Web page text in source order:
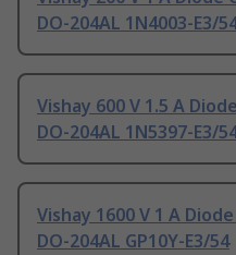
DO-204AL 1N4003-E3/
Vishay 600 V 1.5 A
DO-204AL 1N5397-E3/
Vishay 1600 V 1 A
DO-204AL GP10Y-E3/54